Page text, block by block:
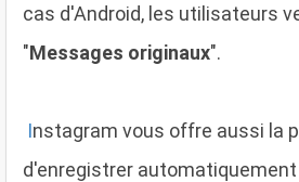
cas d'Android, les utilisateurs
"Messages originaux".
Instagram vous offre aussi la
d'enregistrer